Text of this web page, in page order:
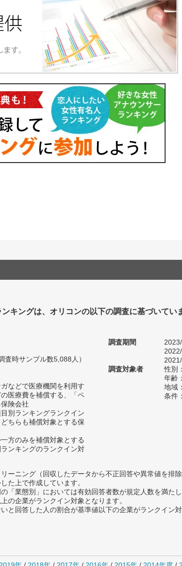
キングは、オリコンの以下の調査に基づいてい
査時サンプル数5,088人）
などで医療機関を利用す
医療費を補償する、「ペ
険会社
別ランキングランクイン
ちらも補償対象とする保
方のみを補償対象とする
ンキングのランクイン対
調査期間
調査対象者
性別
年齢
地域
条件
ーニング（回収したデータから不正回答や異常値を排除
た上で作成しています。
「業態別」においては有効回答者数が規定人数を満た
の企業がランクイン対象となります。
と回答した人の割合が基準値以下の企業がランクイン対